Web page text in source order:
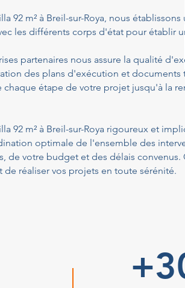
92 m² à Breil-sur-Roya, nous
les différents corps d'état pour établir
partenaires nous assure la qualité
des plans d'exécution et documents
chaque étape de votre projet jusqu'à la
92 m² à Breil-sur-Roya rigoureux et
optimale de l'ensemble des
de votre budget et des délais convenus.
de réaliser vos projets en toute sérénité.